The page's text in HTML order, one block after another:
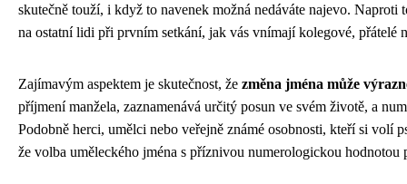
skutečně touží, i když to navenek možná nedáváte najevo.
na ostatní lidi při prvním setkání, jak vás vnímají kolegové, přátelé
Zajímavým aspektem je skutečnost, že změna jména může
příjmení manžela, zaznamenává určitý posun ve svém životě, a
Podobně herci, umělci nebo veřejně známé osobnosti, kteří si volí
že volba uměleckého jména s příznivou numerologickou hodnotou